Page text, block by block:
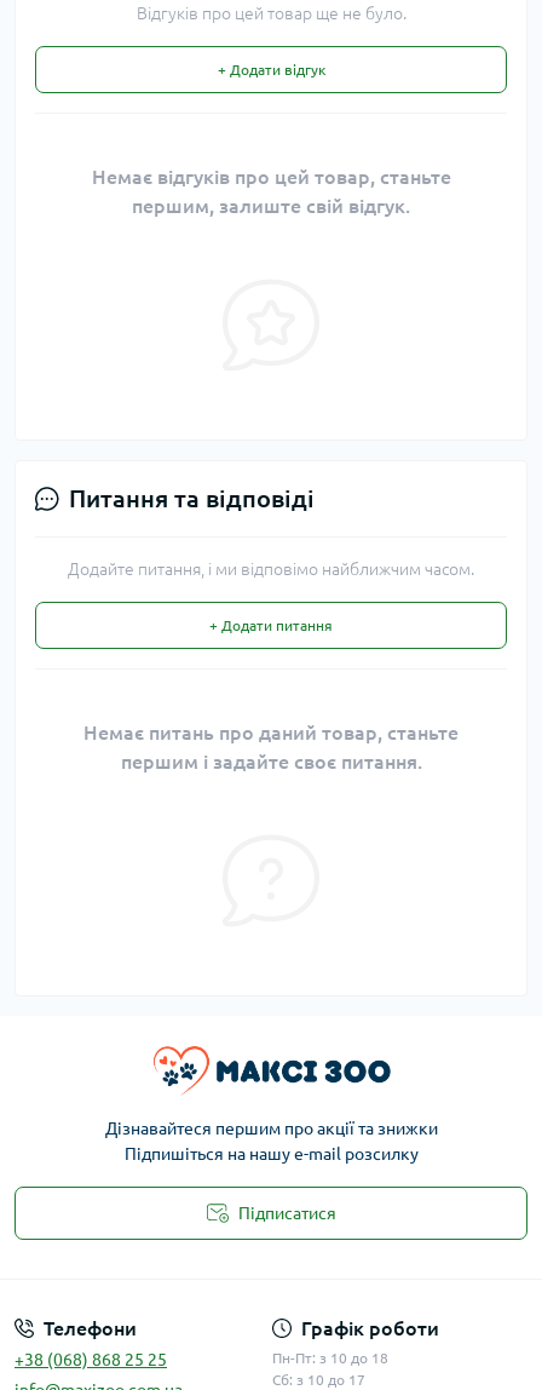
Відгуків про цей товар ще не було.
+ Додати відгук
Немає відгуків про цей товар, станьте
першим, залиште свій відгук.
Питання та відповіді
Додайте питання, і ми відповімо найближчим часом.
+ Додати питання
Немає питань про даний товар, станьте
першим і задайте своє питання.
Дізнавайтеся першим про акції та знижки
Підпишіться на нашу e-mail розсилку
Підписатися
Телефони
+38 (068) 868 25 25
Графік роботи
Пн-Пт: з 10 до 18
Сб: з 10 до 17